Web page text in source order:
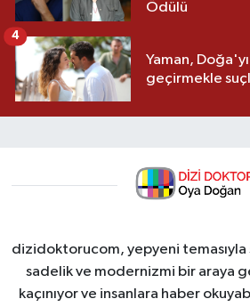
Ödülü
Yaman,
geçirmekle
4
dizidoktorucom, yepyeni
sadelik ve modernizmi bir araya
kaçınıyor ve insanlara haber